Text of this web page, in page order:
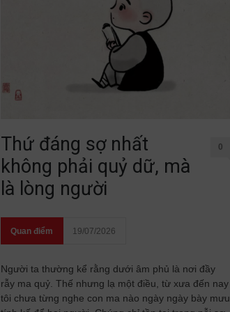
Thứ đáng sợ nhất
không phải quỷ dữ, mà
là lòng người
0
Quan điểm 19/07/2026
Người ta thường kể rằng dưới âm phủ là nơi đầy
rẫy ma quỷ. Thế nhưng lạ một điều, từ xưa đến nay
tôi chưa từng nghe con ma nào ngày ngày bày mưu